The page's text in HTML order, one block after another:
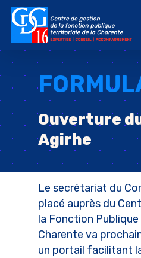
Skip
content
Ouverture
Agirhe
Le secrétariat du
placé auprès du
la Fonction
Charente va
un portail facilitant